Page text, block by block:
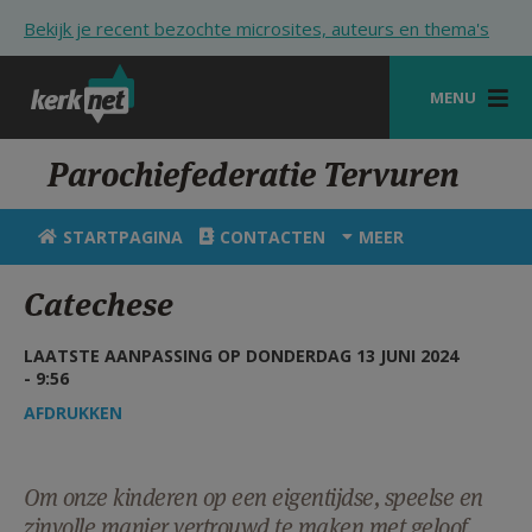
Bekijk je recent bezochte microsites, auteurs en thema's
MENU
STARTPAGINA
KERK
VIERINGEN
SHOP
ZOEKEN
HULP
MIJN PAROCHIE
Parochiefederatie Tervuren
STARTPAGINA CONTACTEN MEER
Catechese
LAATSTE AANPASSING OP DONDERDAG 13 JUNI 2024
- 9:56
AFDRUKKEN
Om onze kinderen op een eigentijdse, speelse en